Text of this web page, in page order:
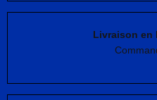
Livraison en